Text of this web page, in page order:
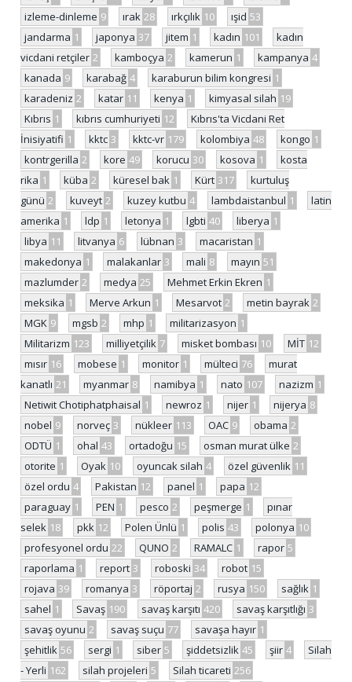
izleme-dinleme 9 ırak 28 ırkçılık 10 ışid 53
jandarma 1 japonya 37 jitem 1 kadın 101
kadın
vicdani retçiler 2 kamboçya 2 kamerun 1 kampanya 4
kanada 9 karabağ 4 karaburun bilim kongresi 1
karadeniz 2 katar 11 kenya 1 kimyasal silah 19
Kıbrıs 1 kıbrıs cumhuriyeti 12
Kıbrıs'ta Vicdani Ret
İnisiyatifi 1 kktc 3 kktc-vr 179 kolombiya 48 kongo 1
kontrgerilla 2 kore 49 korucu 30 kosova 1
kosta
rika 1 küba 2 küresel bak 1 Kürt 317
kurtuluş
günü 2 kuveyt 2 kuzey kutbu 4 lambdaistanbul 1
latin
amerika 1 ldp 1 letonya 1 lgbti 40 liberya 1
libya 11 litvanya 6 lübnan 3 macaristan 1
makedonya 1 malakanlar 3 mali 8 mayın 51
mazlumder 2 medya 25 Mehmet Erkin Ekren 1
meksika 1 Merve Arkun 1 Mesarvot 2 metin bayrak 2
MGK 9 mgsb 2 mhp 1 militarizasyon 1
Militarizm 123 milliyetçilik 7 misket bombası 10 MİT 12
mısır 16 mobese 1 monitor 1 mülteci 76
murat
kanatlı 21 myanmar 8 namibya 1 nato 107 nazizm 1
Netiwit Chotiphatphaisal 1 newroz 1 nijer 1 nijerya 8
nobel 9 norveç 3 nükleer 113 OAC 9 obama 2
ODTÜ 1 ohal 43 ortadoğu 15 osman murat ülke 2
otorite 1 Oyak 10 oyuncak silah 4 özel güvenlik 11
özel ordu 4 Pakistan 12 panel 1 papa 12
paraguay 1 PEN 1 pesco 2 peşmerge 1
pınar
selek 18 pkk 12 Polen Ünlü 1 polis 43 polonya 10
profesyonel ordu 22 QUNO 2 RAMALC 1 rapor 5
raporlama 1 report 3 roboski 34 robot 15
rojava 39 romanya 3 röportaj 2 rusya 150 sağlık 1
sahel 1 Savaş 190 savaş karşıtı 420 savaş karşıtlığı 3
savaş oyunu 2 savaş suçu 77 savaşa hayır 1
şehitlik 56 sergi 1 siber 5 şiddetsizlik 45 şiir 4
Silah
- Yerli 162 silah projeleri 5 Silah ticareti 256